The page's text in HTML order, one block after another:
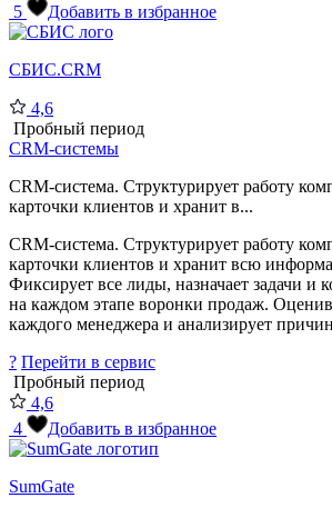
5
Добавить в избранное
СБИС.CRM
4,6
Пробный период
CRM-системы
CRM-система. Структурирует работу
карточки клиентов и хранит в...
CRM-система. Структурирует работу
карточки клиентов и хранит всю
Фиксирует все лиды, назначает задачи и
на каждом этапе воронки продаж.
каждого менеджера и анализирует
? Перейти в сервис
Пробный период
4,6
4
Добавить в избранное
SumGate